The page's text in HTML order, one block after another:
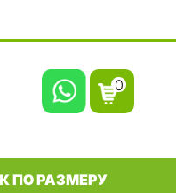
0
ПО РАЗМЕРУ